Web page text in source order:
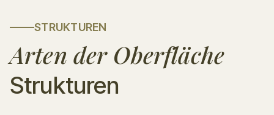
STRUKTUREN
Arten der Oberfläche
Strukturen